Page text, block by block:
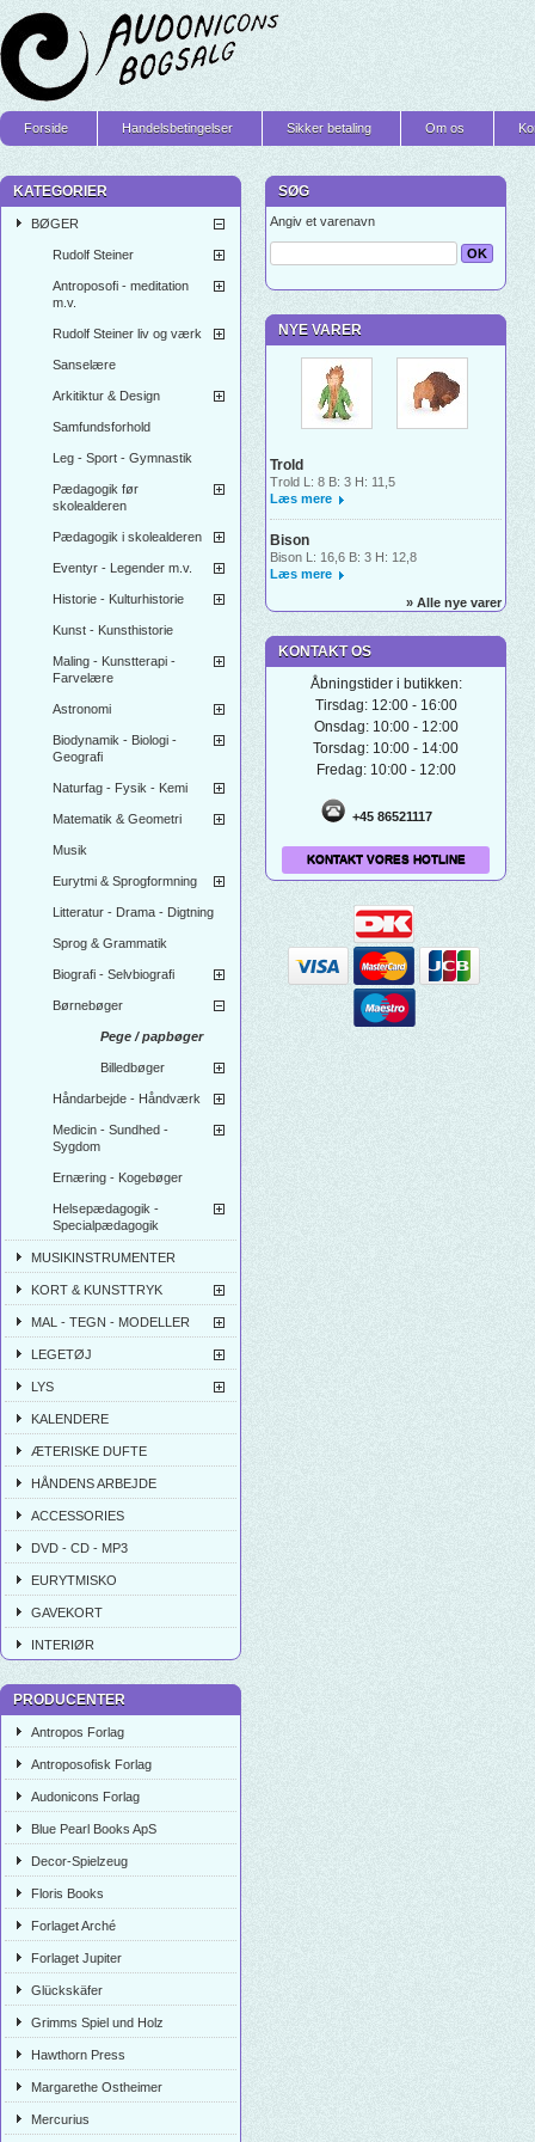
Forside Handelsbetingelser Sikker betaling Om os
KATEGORIER
BØGER
Rudolf Steiner
Antroposofi - meditation
m.v.
Rudolf Steiner liv og værk
Sanselære
Arkitiktur & Design
Samfundsforhold
Leg - Sport - Gymnastik
Pædagogik før
skolealderen
Pædagogik i skolealderen
Eventyr - Legender m.v.
Historie - Kulturhistorie
Kunst - Kunsthistorie
Maling - Kunstterapi -
Farvelære
Astronomi
Biodynamik - Biologi -
Geografi
Naturfag - Fysik - Kemi
Matematik & Geometri
Musik
Eurytmi & Sprogformning
Litteratur - Drama - Digtning
Sprog & Grammatik
Biografi - Selvbiografi
Børnebøger
Pege / papbøger
Billedbøger
Håndarbejde - Håndværk
Medicin - Sundhed -
Sygdom
Ernæring - Kogebøger
Helsepædagogik -
Specialpædagogik
MUSIKINSTRUMENTER
KORT & KUNSTTRYK
MAL - TEGN - MODELLER
LEGETØJ
LYS
KALENDERE
ÆTERISKE DUFTE
HÅNDENS ARBEJDE
ACCESSORIES
DVD - CD - MP3
EURYTMISKO
GAVEKORT
INTERIØR
PRODUCENTER
Antropos Forlag
Antroposofisk Forlag
Audonicons Forlag
Blue Pearl Books ApS
Decor-Spielzeug
Floris Books
Forlaget Arché
Forlaget Jupiter
Glückskäfer
Grimms Spiel und Holz
Hawthorn Press
Margarethe Ostheimer
Mercurius
SØG
Angiv et varenavn
NYE VARER
Trold
Trold L: 8 B: 3 H: 11,5
Læs mere
Bison
Bison L: 16,6 B: 3 H: 12,8
Læs mere
» Alle nye varer
KONTAKT OS
Åbningstider i butikken:
Tirsdag: 12:00 - 16:00
Onsdag: 10:00 - 12:00
Torsdag: 10:00 - 14:00
Fredag: 10:00 - 12:00
+45 86521117
KONTAKT VORES HOTLINE